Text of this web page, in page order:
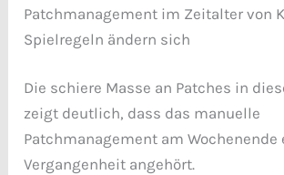
Patchmanagement im Zeitalter von
Spielregeln ändern sich
Die schiere Masse an Patches in
zeigt deutlich, dass das manuelle
Patchmanagement am
Vergangenheit angehört.